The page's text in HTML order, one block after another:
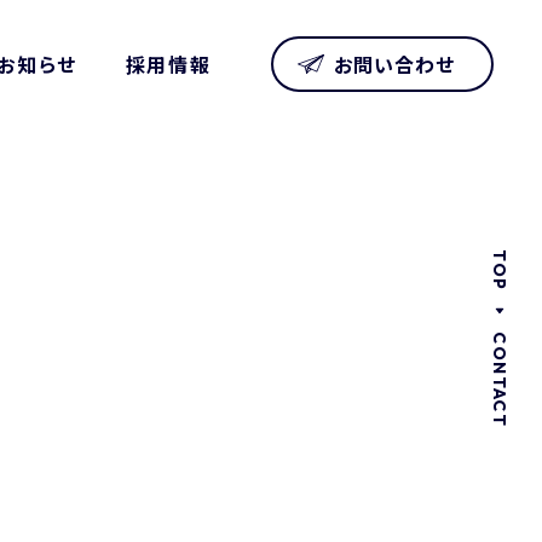
知らせ 採用情報 お問い合わせ
TOP
CONTACT